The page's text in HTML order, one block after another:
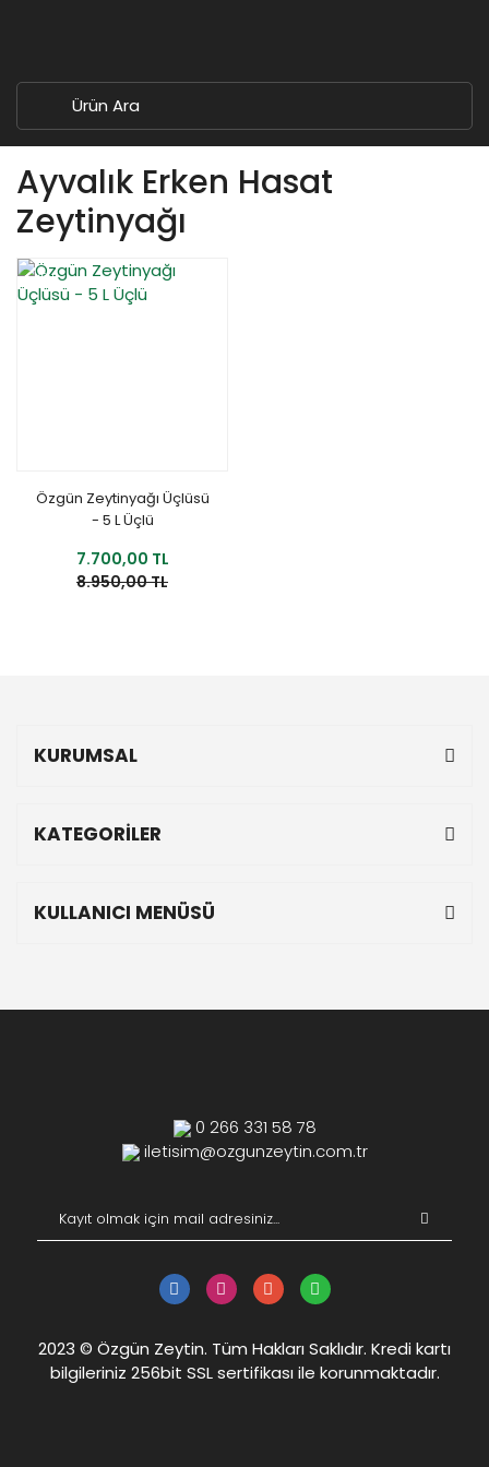
Ayvalık Erken Hasat
Zeytinyağı
YENİ
Özgün Zeytinyağı Üçlüsü
- 5 L Üçlü
7.700,00 TL
8.950,00 TL
KURUMSAL
KATEGORİLER
KULLANICI MENÜSÜ
0 266 331 58 78
iletisim@ozgunzeytin.com.tr
2023 © Özgün Zeytin. Tüm Hakları Saklıdır. Kredi kartı
bilgileriniz 256bit SSL sertifikası ile korunmaktadır.